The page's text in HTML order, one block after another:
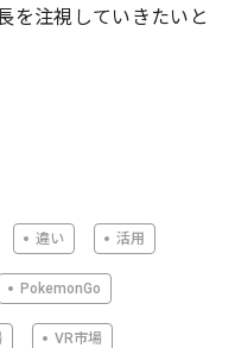
を注視していきたいと
違い 活用
PokemonGo
VR市場